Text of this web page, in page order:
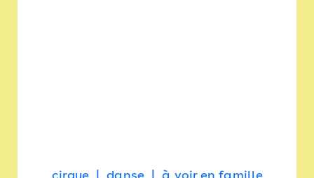
cirque danse à voir en famille